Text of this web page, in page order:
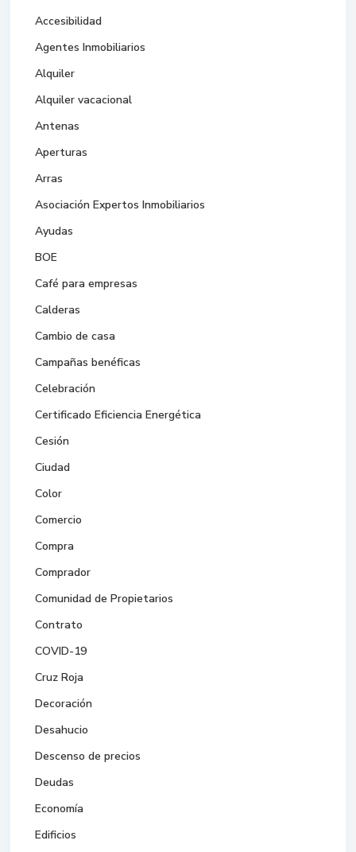
Accesibilidad
Agentes Inmobiliarios
Alquiler
Alquiler vacacional
Antenas
Aperturas
Arras
Asociación Expertos Inmobiliarios
Ayudas
BOE
Café para empresas
Calderas
Cambio de casa
Campañas benéficas
Celebración
Certificado Eficiencia Energética
Cesión
Ciudad
Color
Comercio
Compra
Comprador
Comunidad de Propietarios
Contrato
COVID-19
Cruz Roja
Decoración
Desahucio
Descenso de precios
Deudas
Economía
Edificios